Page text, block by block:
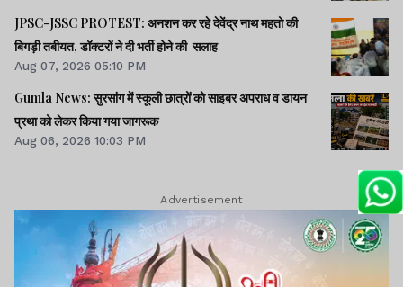
JPSC-JSSC PROTEST: अनशन कर रहे देवेंद्र नाथ महतो की
बिगड़ी तबीयत, डॉक्टरों ने दी भर्ती होने की सलाह
Aug 07, 2026 05:10 PM
Gumla News: सुरसांग में स्कूली छात्रों को साइबर अपराध व डायन
प्रथा को लेकर किया गया जागरूक
Aug 06, 2026 10:03 PM
Advertisement